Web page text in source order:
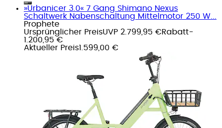
»Urbanicer 3.0« 7 Gang Shimano Nexus
Schaltwerk Nabenschaltung Mittelmotor 250 W...
Prophete
Ursprünglicher PreisUVP 2.799,95 €Rabatt-
1.200,95 €
Aktueller Preis1.599,00 €